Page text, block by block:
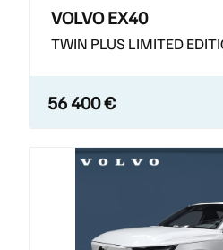
VOLVO EX40
TWIN PLUS LIMITED
56 400 €